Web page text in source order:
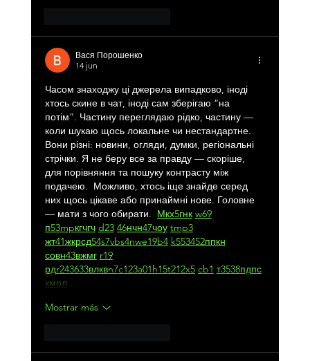
Вася Порошенко
14 jun
Часом знаходжу ці джерела випадково, іноді
хтось скине в чат, іноді сам зберігаю “на
потім”. Частину переглядаю рідко, частину —
коли шукаю щось локальне чи нестандартне.
Вони різні: новини, огляди, думки, регіональні
стрічки. Я не беру все за правду — скоріше,
для порівняння та пошуку контрасту між
подачею.  Можливо, хтось іще знайде серед
них щось цікаве або принаймні нове. Головне
— мати з чого обирати. Мкх5гнк w69
п53mpкгчгч d23 46нчн47чоу tmp3
жт41жкрсд54s7vbs4nwe19b4 k553452ппкн
совн43вжмг r19
рдr243633влквn7c123a01h15t212x5 cb1 т3538пдпс
кмол
Mostrar más